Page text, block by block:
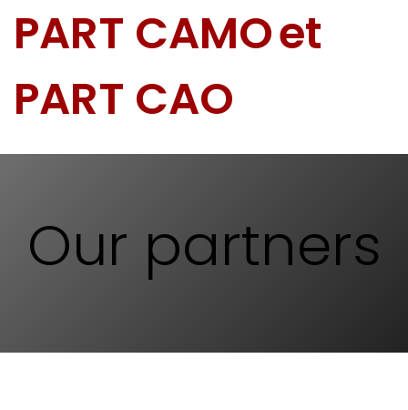
PART CAMOet
PART CAO
Our partners